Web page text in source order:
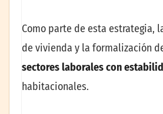
Como parte de esta
de vivienda y la formalización
sectores laborales con
habitacionales.